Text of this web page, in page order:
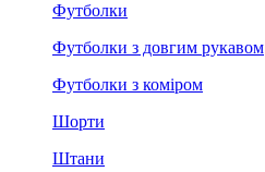
Футболки
Футболки з довгим рукавом
Футболки з коміром
Шорти
Штани